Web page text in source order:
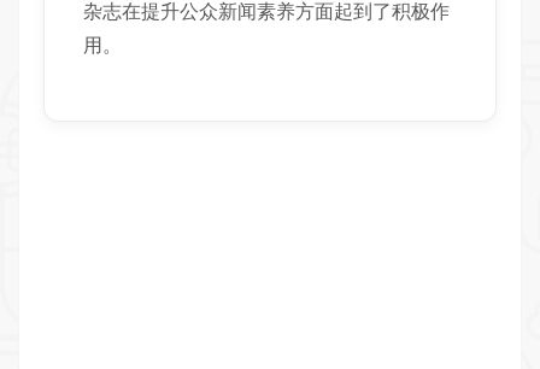
杂志在提升公众新闻素养方面起到了积极作
用。